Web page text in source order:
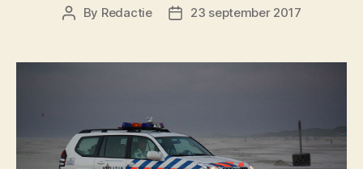
Post
By Redactie
Post23 september 2017